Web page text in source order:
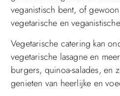
veganistisch bent, of
vegetarische en
Vegetarische catering kan
vegetarische lasagne en
burgers, quinoa-salades, en
genieten van heerlijke en